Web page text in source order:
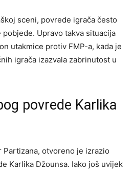
sceni, povrede igrača često
Upravo takva situacija
utakmice protiv FMP-a, kada je
igrača izazvala zabrinutost u
povrede Karlika
Partizana, otvoreno je izrazio
Karlika Džounsa. Iako još uvijek